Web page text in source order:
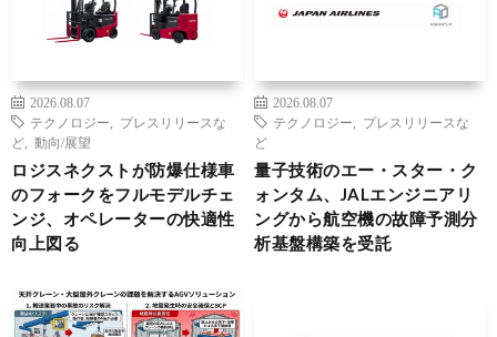
2026.08.07
テクノロジー
プレスリリースな
ど
動向/展望
ロジスネクストが防爆仕様車
のフォークをフルモデルチェ
ンジ、オペレーターの快適性
向上図る
2026.08.07
テクノロジー
プレスリリースな
ど
量子技術のエー・スター・ク
ォンタム、JALエンジニアリ
ングから航空機の故障予測分
析基盤構築を受託